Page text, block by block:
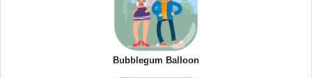
Bubblegum Balloon